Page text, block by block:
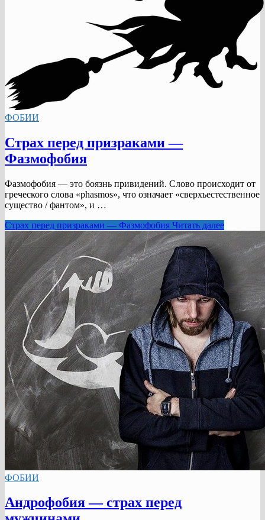
ФОБИИ
Страх перед призраками —
Фазмофобия
Фазмофобия — это боязнь привидений. Слово происходит от
греческого слова «phasmos», что означает «сверхъестественное
существо / фантом», и …
Страх перед призраками — Фазмофобия Читать далее
ФОБИИ
Андрофобия — страх перед